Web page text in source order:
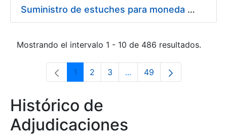
Suministro de estuches para moneda de 30 €
Mostrando el intervalo 1 - 10 de 486 resultados.
Página
1 Página
2 Página
3 ...Páginas intermedias Use
Página
49
Histórico de
Adjudicaciones